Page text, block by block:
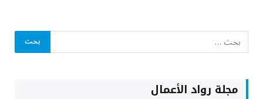
مجلة رواد الأعمال